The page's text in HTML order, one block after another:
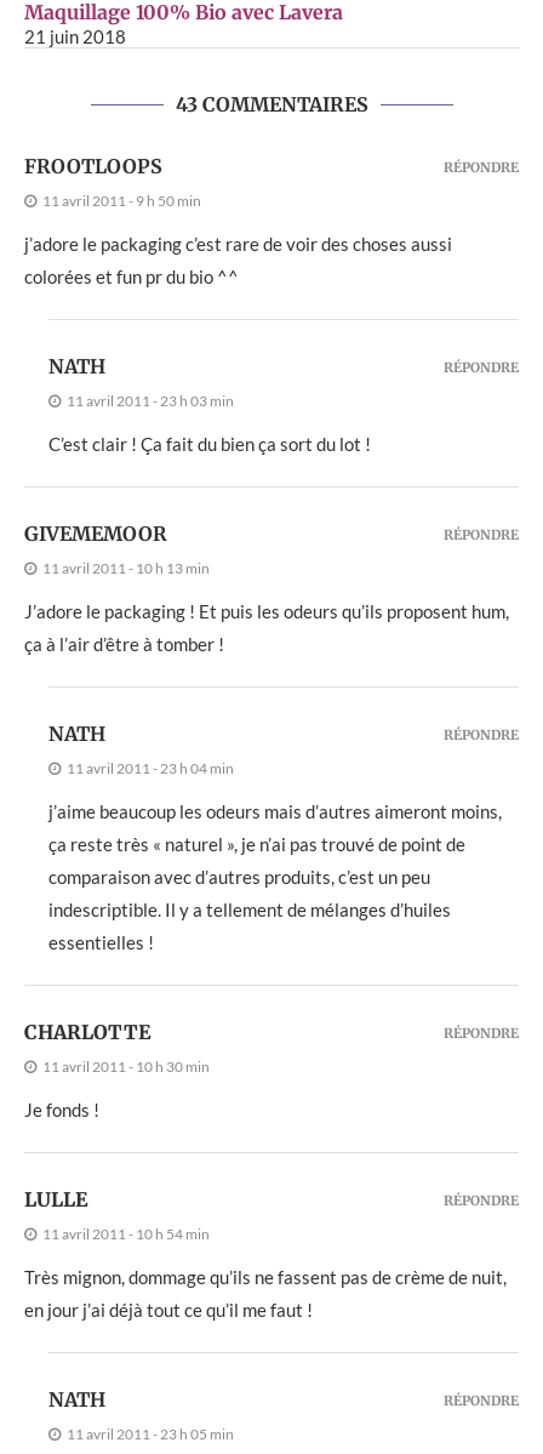
Maquillage 100% Bio avec Lavera
21 juin 2018
43 COMMENTAIRES
FROOTLOOPS
11 avril 2011 - 9 h 50 min
j’adore le packaging c’est rare de voir des choses aussi
colorées et fun pr du bio ^^
RÉPONDRE
NATH
11 avril 2011 - 23 h 03 min
C’est clair ! Ça fait du bien ça sort du lot !
RÉPONDRE
GIVEMEMOOR
11 avril 2011 - 10 h 13 min
J’adore le packaging ! Et puis les odeurs qu’ils proposent hum,
ça à l’air d’être à tomber !
RÉPONDRE
NATH
11 avril 2011 - 23 h 04 min
j’aime beaucoup les odeurs mais d’autres aimeront moins,
ça reste très « naturel », je n’ai pas trouvé de point de
comparaison avec d’autres produits, c’est un peu
indescriptible. Il y a tellement de mélanges d’huiles
essentielles !
RÉPONDRE
CHARLOTTE
11 avril 2011 - 10 h 30 min
Je fonds !
RÉPONDRE
LULLE
11 avril 2011 - 10 h 54 min
Très mignon, dommage qu’ils ne fassent pas de crème de nuit,
en jour j’ai déjà tout ce qu’il me faut !
RÉPONDRE
NATH
11 avril 2011 - 23 h 05 min
RÉPONDRE